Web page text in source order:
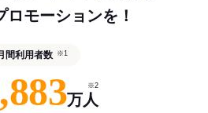
ロモーションを！
間利用者数 ※1
万人
※2